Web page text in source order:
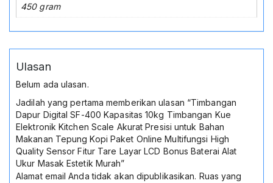
450 gram
Ulasan
Belum ada ulasan.
Jadilah yang pertama memberikan ulasan “Timbangan
Dapur Digital SF-400 Kapasitas 10kg Timbangan Kue
Elektronik Kitchen Scale Akurat Presisi untuk Bahan
Makanan Tepung Kopi Paket Online Multifungsi High
Quality Sensor Fitur Tare Layar LCD Bonus Baterai Alat
Ukur Masak Estetik Murah”
Alamat email Anda tidak akan dipublikasikan. Ruas yang